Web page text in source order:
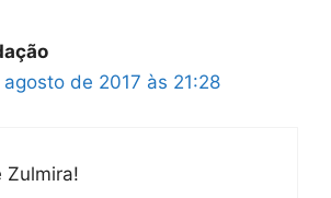
agosto de 2017 às 21:28
Zulmira!